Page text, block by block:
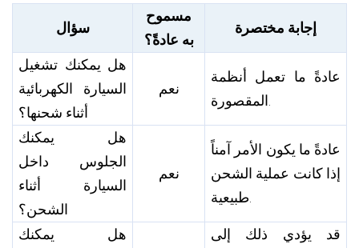
سؤال
مسموح
به عادةً؟
إجابة مختصرة
هل يمكنك تشغيل
السيارة الكهربائية
أثناء شحنها؟
نعم
عادةً ما تعمل أنظمة
هل يمكنك
الجلوس داخل
السيارة أثناء
الشحن؟
نعم
عادةً ما يكون الأمر آمناً
إذا كانت عملية الشحن
هل يمكنك
قد يؤدي ذلك إلى